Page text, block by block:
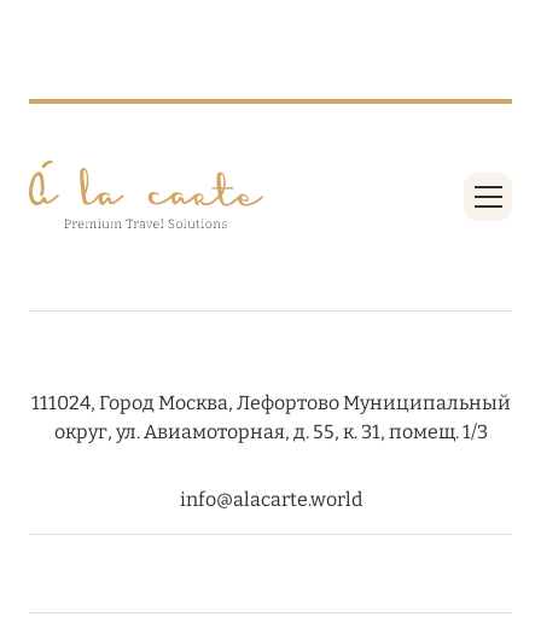
ЭКСКЛЮЗИВНО»
Подробнее
27 сентября 2024
Подробнее
111024, Город Москва, Лефортово Муниципальный
округ, ул. Авиамоторная, д. 55, к. 31, помещ. 1/3
info@alacarte.world